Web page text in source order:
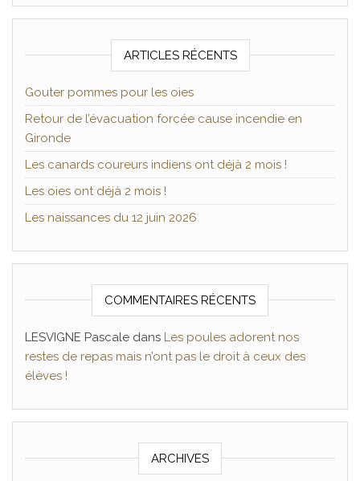
ARTICLES RÉCENTS
Gouter pommes pour les oies
Retour de l’évacuation forcée cause incendie en
Gironde
Les canards coureurs indiens ont déjà 2 mois !
Les oies ont déjà 2 mois !
Les naissances du 12 juin 2026
COMMENTAIRES RÉCENTS
LESVIGNE Pascale dans Les poules adorent nos
restes de repas mais n’ont pas le droit à ceux des
élèves !
ARCHIVES